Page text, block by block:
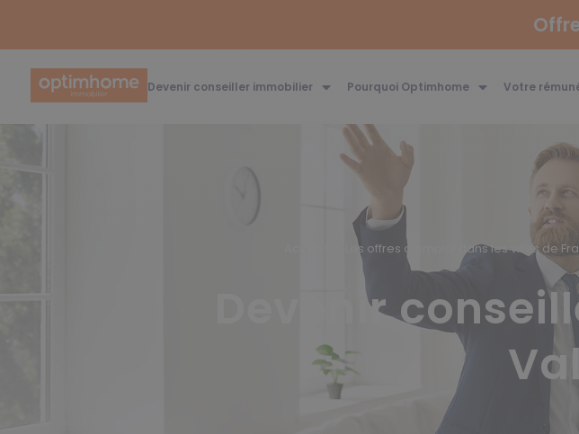
Devenir conseiller immobilier Pourquoi Optimhome Votre
Les offres d’emploi dans les villes de
Devenir